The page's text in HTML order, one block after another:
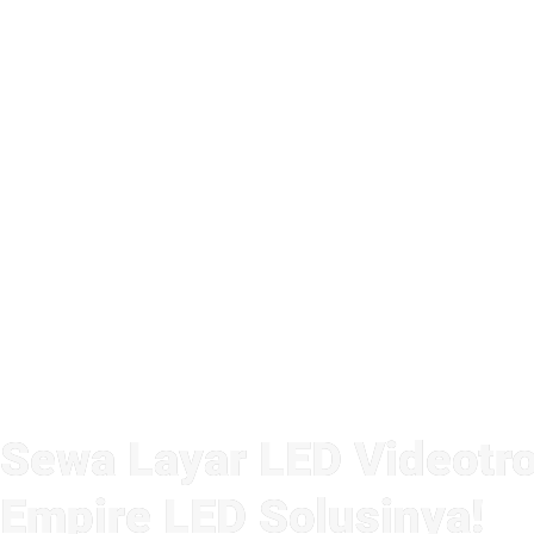
Sewa Layar LED
Empire LED Solusinya!